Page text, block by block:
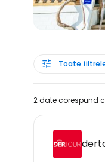
Toate
2 date corespund